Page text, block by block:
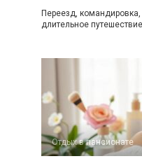
Переезд,
длительное
Отдых в пансионате